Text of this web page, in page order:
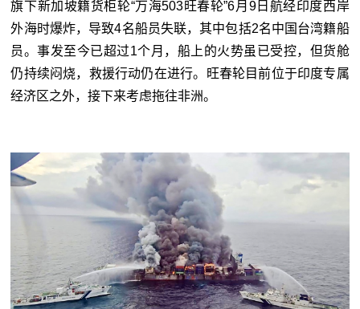
旗下新加坡籍货柜轮“万海503旺春轮”6月9日航经印度西岸
外海时爆炸，导致4名船员失联，其中包括2名中国台湾籍船
员。事发至今已超过1个月，船上的火势虽已受控，但货舱
仍持续闷烧，救援行动仍在进行。旺春轮目前位于印度专属
经济区之外，接下来考虑拖往非洲。